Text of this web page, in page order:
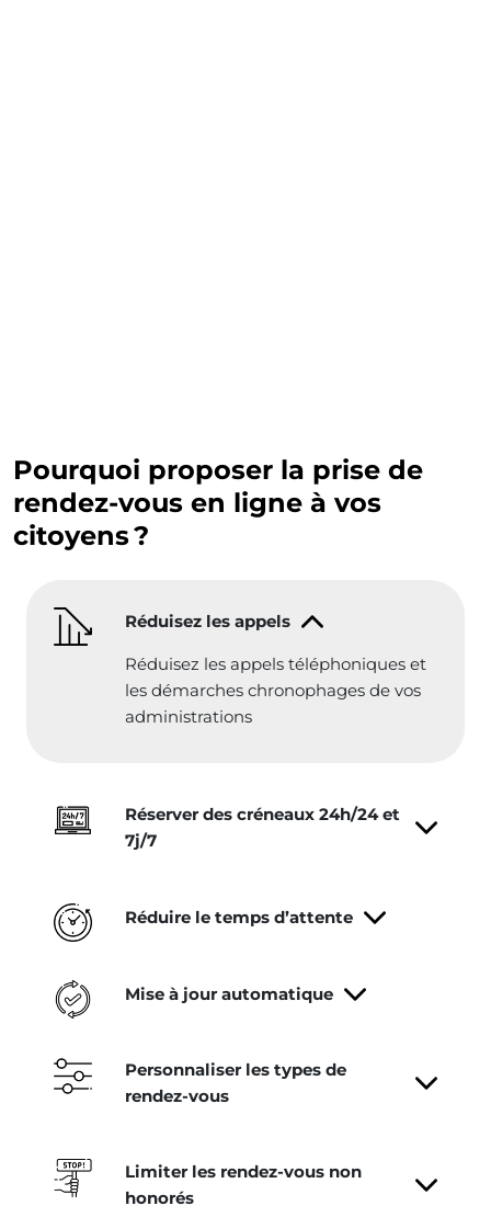
Pourquoi proposer la prise de
rendez-vous en ligne à vos
citoyens ?
Réduisez les appels
Réduisez les appels téléphoniques et
les démarches chronophages de vos
administrations
Réserver des créneaux 24h/24 et
7j/7
Réduire le temps d’attente
Mise à jour automatique
Personnaliser les types de
rendez-vous
Limiter les rendez-vous non
honorés